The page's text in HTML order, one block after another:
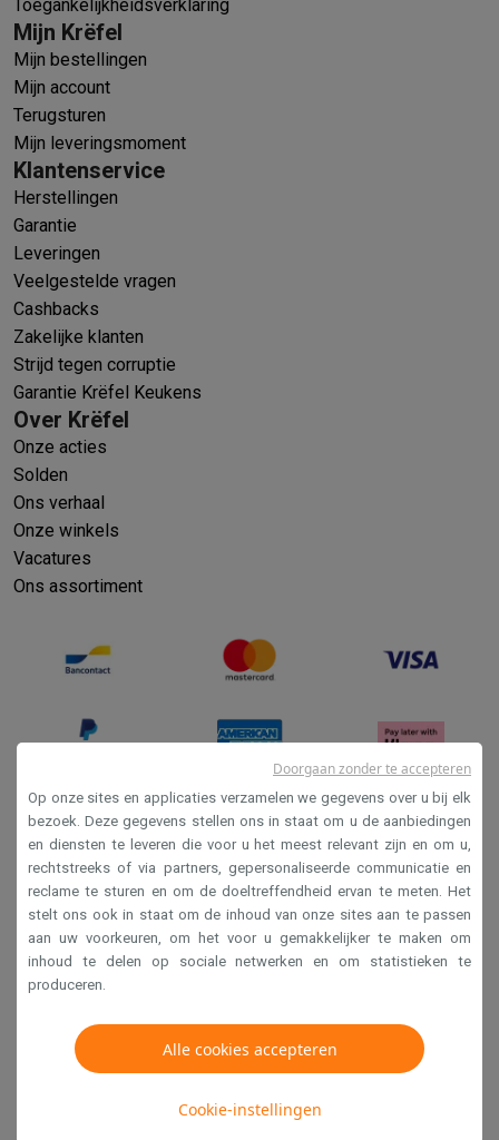
Toegankelijkheidsverklaring
Mijn Krëfel
Mijn bestellingen
Mijn account
Terugsturen
Mijn leveringsmoment
Klantenservice
Herstellingen
Garantie
Leveringen
Veelgestelde vragen
Cashbacks
Zakelijke klanten
Strijd tegen corruptie
Garantie Krëfel Keukens
Over Krëfel
Onze acties
Solden
Ons verhaal
Onze winkels
Vacatures
Ons assortiment
Verkoopsvoorwaarden
Privacy
Disclaimer
Cookies
1851 Humbeek, België
BTW BE 0400.673.544
Copyright 2026
Op onze sites en applicaties verzamelen we gegevens over u bij elk
bezoek. Deze gegevens stellen ons in staat om u de aanbiedingen
en diensten te leveren die voor u het meest relevant zijn en om u,
rechtstreeks of via partners, gepersonaliseerde communicatie en
reclame te sturen en om de doeltreffendheid ervan te meten. Het
stelt ons ook in staat om de inhoud van onze sites aan te passen
aan uw voorkeuren, om het voor u gemakkelijker te maken om
inhoud te delen op sociale netwerken en om statistieken te
produceren.
Alle cookies accepteren
Cookie-instellingen
Doorgaan zonder te accepteren